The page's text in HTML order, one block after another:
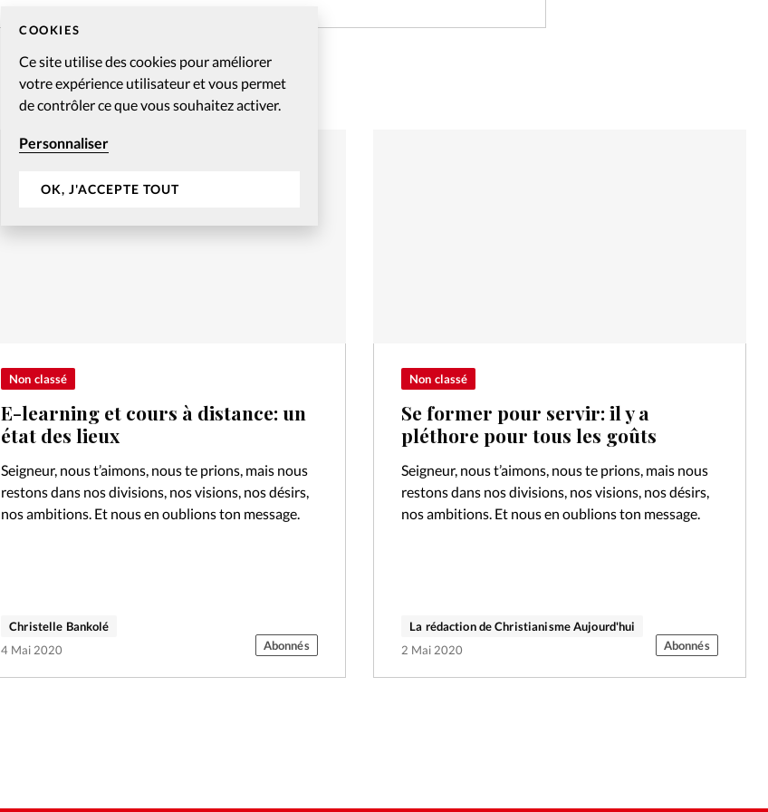
COOKIES
Ce site utilise des cookies pour améliorer
votre expérience utilisateur et vous permet
de contrôler ce que vous souhaitez activer.
Personnaliser
OK, J'ACCEPTE TOUT
Non classé
E-learning et cours à distance: un
état des lieux
Seigneur, nous t’aimons, nous te prions, mais nous
restons dans nos divisions, nos visions, nos désirs,
nos ambitions. Et nous en oublions ton message.
Christelle Bankolé
4 Mai 2020
Abonnés
Non classé
Se former pour servir: il y a
pléthore pour tous les goûts
Seigneur, nous t’aimons, nous te prions, mais nous
restons dans nos divisions, nos visions, nos désirs,
nos ambitions. Et nous en oublions ton message.
La rédaction de Christianisme Aujourd'hui
2 Mai 2020
Abonnés